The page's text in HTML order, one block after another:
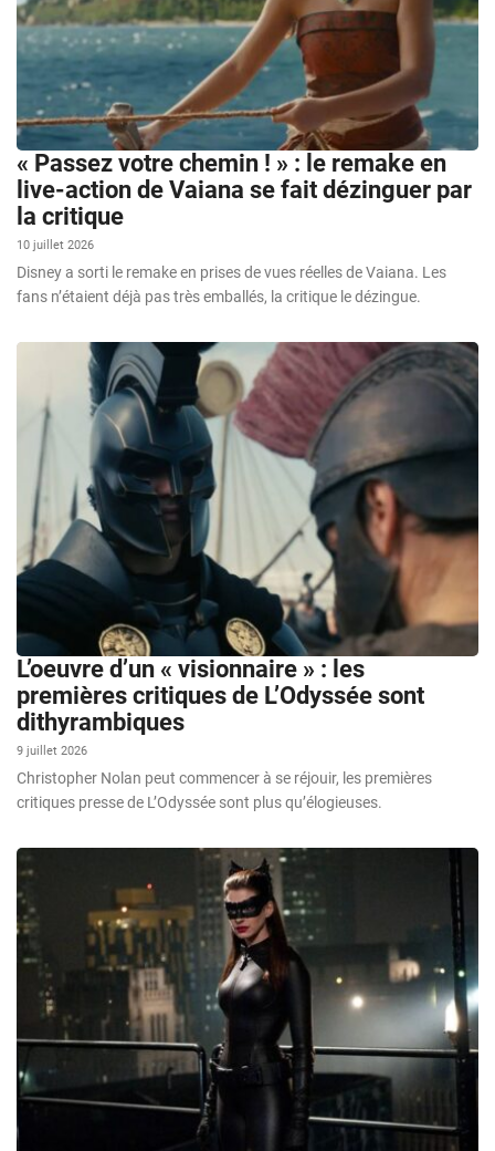
« Passez votre chemin ! » : le remake en
live-action de Vaiana se fait dézinguer par
la critique
10 juillet 2026
Disney a sorti le remake en prises de vues réelles de Vaiana. Les
fans n’étaient déjà pas très emballés, la critique le dézingue.
L’oeuvre d’un « visionnaire » : les
premières critiques de L’Odyssée sont
dithyrambiques
9 juillet 2026
Christopher Nolan peut commencer à se réjouir, les premières
critiques presse de L’Odyssée sont plus qu’élogieuses.